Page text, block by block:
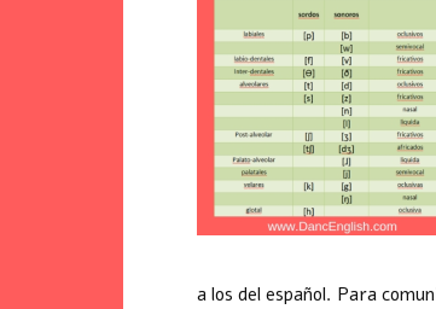
a los del español. Para